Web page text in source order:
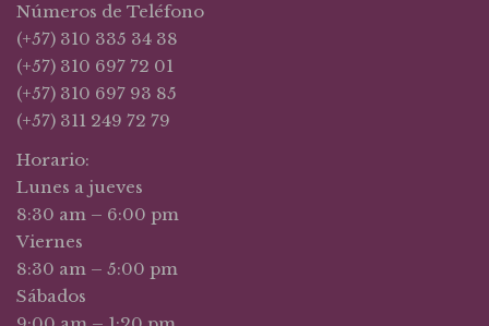
Números de Teléfono
(+57) 310 335 34 38
(+57) 310 697 72 01
(+57) 310 697 93 85
(+57) 311 249 72 79
Horario:
Lunes a jueves
8:30 am – 6:00 pm
Viernes
8:30 am – 5:00 pm
Sábados